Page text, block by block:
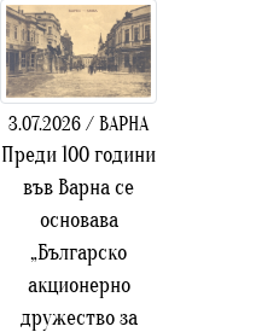
3.07.2026 / ВАРНА
Преди 100 години
във Варна се
основава
„Българско
акционерно
дружество за